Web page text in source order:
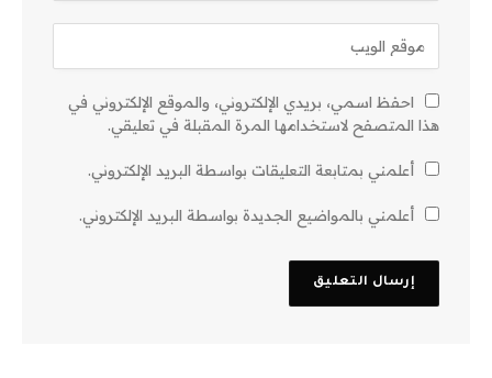
احفظ اسمي، بريدي الإلكتروني، والموقع الإلكتروني في
هذا المتصفح لاستخدامها المرة المقبلة في تعليقي.
أعلمني بمتابعة التعليقات بواسطة البريد الإلكتروني.
أعلمني بالمواضيع الجديدة بواسطة البريد الإلكتروني.